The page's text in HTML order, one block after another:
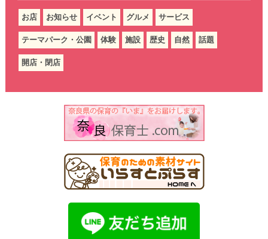
お店 お知らせ イベント グルメ サービス
テーマパーク・公園 体験 施設 歴史 自然 話題
開店・閉店